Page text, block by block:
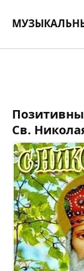
Св.